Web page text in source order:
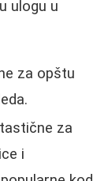
ulogu u
za opštu
za
i